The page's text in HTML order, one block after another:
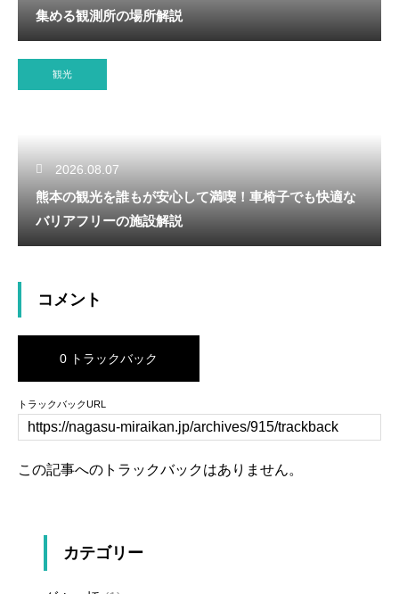
集める観測所の場所解説
観光
2026.08.07
熊本の観光を誰もが安心して満喫！車椅子でも快適な
バリアフリーの施設解説
コメント
0 トラックバック
トラックバックURL
この記事へのトラックバックはありません。
カテゴリー